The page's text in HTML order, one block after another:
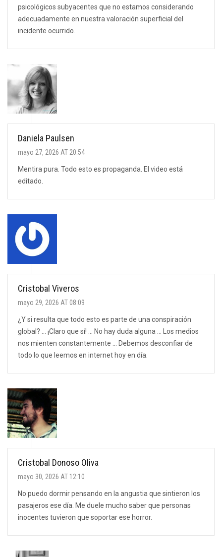
psicológicos subyacentes que no estamos considerando
adecuadamente en nuestra valoración superficial del
incidente ocurrido.
Daniela Paulsen
mayo 27, 2026 AT 20:54
Mentira pura. Todo esto es propaganda. El video está
editado.
Cristobal Viveros
mayo 29, 2026 AT 08:09
¿Y si resulta que todo esto es parte de una conspiración
global? ... ¡Claro que sí! ... No hay duda alguna ... Los medios
nos mienten constantemente ... Debemos desconfiar de
todo lo que leemos en internet hoy en día.
Cristobal Donoso Oliva
mayo 30, 2026 AT 12:10
No puedo dormir pensando en la angustia que sintieron los
pasajeros ese día. Me duele mucho saber que personas
inocentes tuvieron que soportar ese horror.